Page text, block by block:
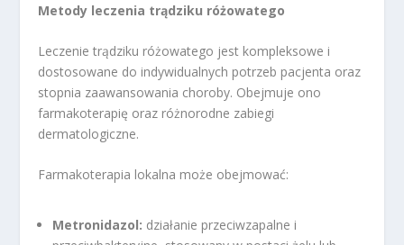
Metody leczenia trądziku różowatego
Leczenie trądziku różowatego jest kompleksowe i
dostosowane do indywidualnych potrzeb pacjenta oraz
stopnia zaawansowania choroby. Obejmuje ono
farmakoterapię oraz różnorodne zabiegi
dermatologiczne.
Farmakoterapia lokalna może obejmować:
Metronidazol: działanie przeciwzapalne i